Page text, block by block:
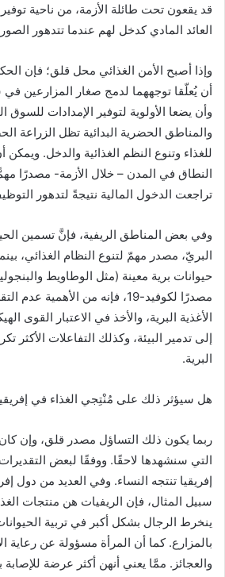
قد يقعون تحت طائلة الأزمة، من ناحية توفير
العائد المادي كدخل لهم عندما تتدهور
وإذا أصبح الأمن الغذائي محل قلق؛ فإن
أن يُعلّقا توجههما لدمج صغار المزارعين في
وأن يضعا الأولوية لتوفير الإمدادات
والمناطق الحضرية البدائية تظل الزراعة
للغذاء وتنوع النظم الغذائية والدخل.
النطاق في المدن – خلال الأزمة- مصدرًا
تراجعت الدخول المالية نتيجةً لتدهور
وفي بعض المناطق الريفية، فإنَّ تسمين
البريّ، مصدر مهمّ لتنوع النظام الغذائي،
مصدرًا لكوفيد-19، فإنه من
الأغذية البرية، والأخذ في الاعتبار القوى
إلى تدمير البيئة، وكذلك التفاعلات الأكثر
البرية.
هل سيؤثر ذلك على مُنْتِجي الغذاء في
ربما يكون ذلك التساؤل مصدر قلق، وإن كان
إفريقيا تنتجه النساء. وفي العديد من دول
سبيل المثال، فإن الريفيات هن منتجات
ينخرط الرجال بشكل أكبر في تربية
بالمزارع. كما أن المرأة مسؤولة عن رعاية